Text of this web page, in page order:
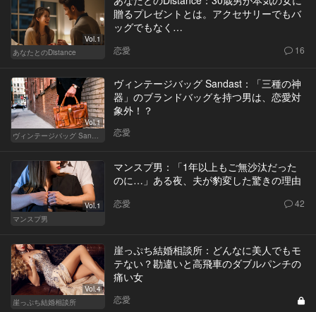
Vol.1
あなたとのDistance
贈るプレゼントとは。アクセサリーでもバ
ッグでもなく…
恋愛 16
Vol.1
ヴィンテージバッグ Sandast：「三種の神
器」のブランドバッグを持つ男は、恋愛対
象外！？
恋愛
Vol.1
マンスプ男
マンスプ男：「1年以上もご無沙汰だった
のに…」ある夜、夫が豹変した驚きの理由
恋愛 42
Vol.4
崖っぷち結婚相談所
崖っぷち結婚相談所：どんなに美人でもモ
テない？勘違いと高飛車のダブルパンチの
痛い女
恋愛